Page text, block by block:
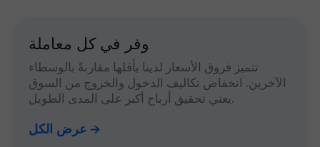
وفر في كل معاملة
تتميز فروق الأسعار لدينا بأقلها مقارنةً بالوسطاء
الآخرين. انخفاض تكاليف الدخول والخروج من السوق
يعني تحقيق أرباح أكبر على المدى الطويل.
عرض الكل